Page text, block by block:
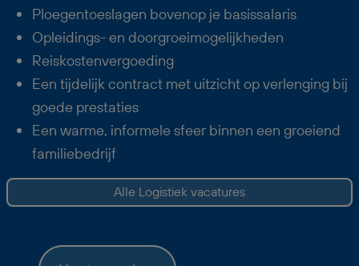
Ploegentoeslagen bovenop je basissalaris
Opleidings- en doorgroeimogelijkheden
Reiskostenvergoeding
Een tijdelijk contract met uitzicht op verlenging bij
goede prestaties
Een warme, informele sfeer binnen een groeiend
familiebedrijf
Alle Logistiek vacatures